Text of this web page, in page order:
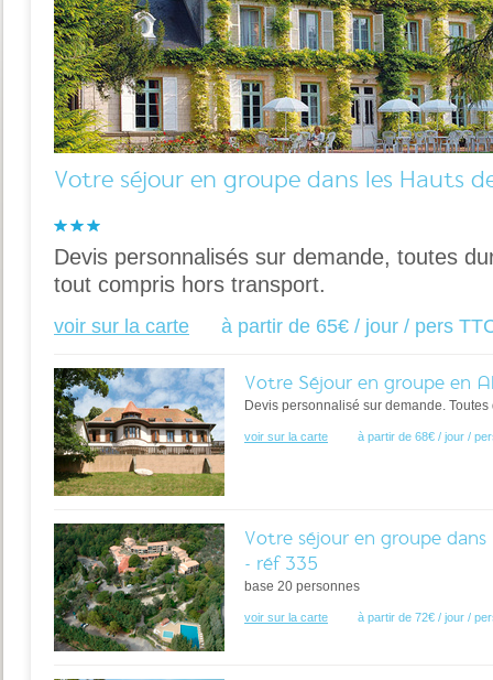
Votre séjour en groupe dans les Hauts
Devis personnalisés sur demande, toutes
tout compris hors transport.
voir sur la carte à partir de 65€ / jour / pers
Votre Séjour en groupe en
Devis personnalisé sur demande.
voir sur la carte à partir de 68€ / jour /
Votre séjour en groupe
- réf 335
base 20 personnes
voir sur la carte à partir de 72€ / jour /